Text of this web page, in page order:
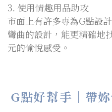
3. 使用情趣用品助攻
市面上有許多專為G點設
彎曲的設計，能更精確地
元的愉悅感受。
G點好幫手｜帶